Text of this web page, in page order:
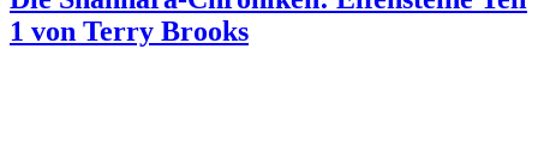
1 von Terry Brooks